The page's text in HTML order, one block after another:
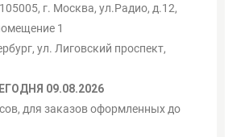
г. Москва, ул.Радио, д.12,
1
ул. Лиговский проспект,
09.08.2026
для заказов оформленных до